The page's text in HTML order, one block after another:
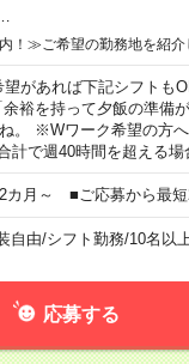
！≫ご希望の勤務地を紹介
があれば下記シフトも
裕を持って夕飯の準備
。 ※Wワーク希望の方
計で週40時間を超える場
カ月～ ■ご応募から最
自由/シフト勤務/10名以
応募する